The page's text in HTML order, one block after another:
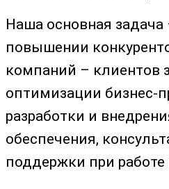
Наша основная
повышении
компаний – клиентов
оптимизации бизнес-
разработки и
обеспечения,
поддержки при работе